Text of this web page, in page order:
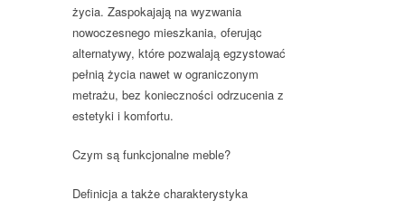
życia. Zaspokajają na wyzwania
nowoczesnego mieszkania, oferując
alternatywy, które pozwalają egzystować
pełnią życia nawet w ograniczonym
metrażu, bez konieczności odrzucenia z
estetyki i komfortu.
Czym są funkcjonalne meble?
Definicja a także charakterystyka